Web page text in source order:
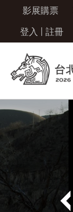
影展購票
登入
註冊